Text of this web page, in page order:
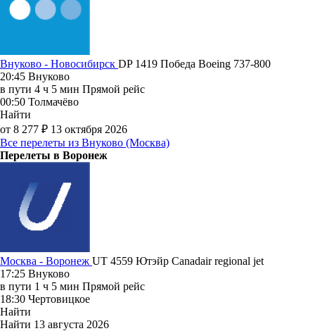
Внуково - Новосибирск DP 1419 Победа Boeing 737-800
20:45 Внуково
в пути 4 ч 5 мин Прямой рейс
00:50 Толмачёво
Найти
от 8 277 ₽ 13 октября 2026
Все перелеты из Внуково (Москва)
Перелеты в Воронеж
Москва - Воронеж UT 4559 Ютэйр Canadair regional jet
17:25 Внуково
в пути 1 ч 5 мин Прямой рейс
18:30 Чертовицкое
Найти
Найти 13 августа 2026